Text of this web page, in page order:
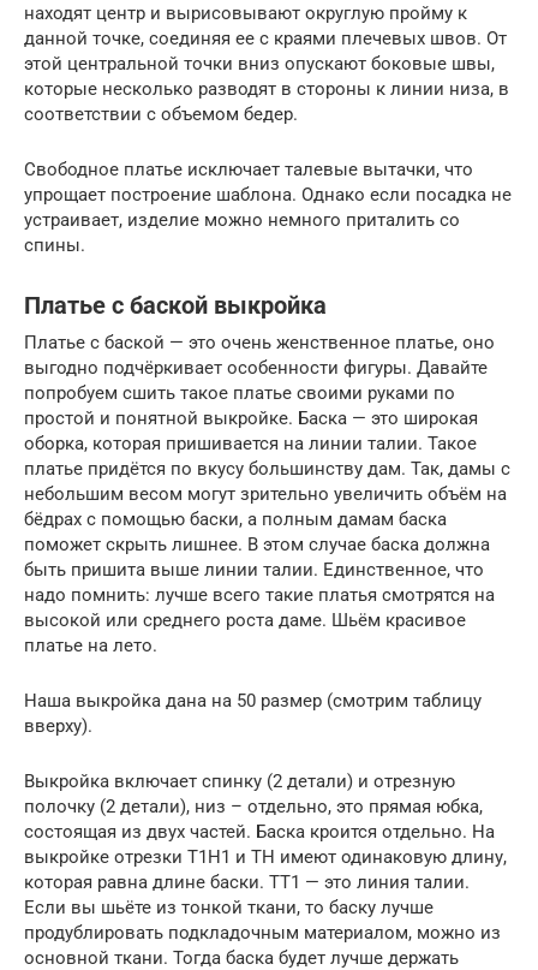
находят центр и вырисовывают округлую пройму к
данной точке, соединяя ее с краями плечевых швов. От
этой центральной точки вниз опускают боковые швы,
которые несколько разводят в стороны к линии низа, в
соответствии с объемом бедер.
Свободное платье исключает талевые вытачки, что
упрощает построение шаблона. Однако если посадка не
устраивает, изделие можно немного приталить со
спины.
Платье с баской выкройка
Платье с баской — это очень женственное платье, оно
выгодно подчёркивает особенности фигуры. Давайте
попробуем сшить такое платье своими руками по
простой и понятной выкройке. Баска — это широкая
оборка, которая пришивается на линии талии. Такое
платье придётся по вкусу большинству дам. Так, дамы с
небольшим весом могут зрительно увеличить объём на
бёдрах с помощью баски, а полным дамам баска
поможет скрыть лишнее. В этом случае баска должна
быть пришита выше линии талии. Единственное, что
надо помнить: лучше всего такие платья смотрятся на
высокой или среднего роста даме. Шьём красивое
платье на лето.
Наша выкройка дана на 50 размер (смотрим таблицу
вверху).
Выкройка включает спинку (2 детали) и отрезную
полочку (2 детали), низ – отдельно, это прямая юбка,
состоящая из двух частей. Баска кроится отдельно. На
выкройке отрезки Т1Н1 и ТН имеют одинаковую длину,
которая равна длине баски. ТТ1 — это линия талии.
Если вы шьёте из тонкой ткани, то баску лучше
продублировать подкладочным материалом, можно из
основной ткани. Тогда баска будет лучше держать